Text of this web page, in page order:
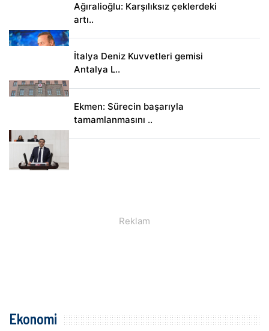
Ağıralioğlu: Karşılıksız çeklerdeki
artı..
İtalya Deniz Kuvvetleri gemisi
Antalya L..
Ekmen: Sürecin başarıyla
tamamlanmasını ..
Ekonomi